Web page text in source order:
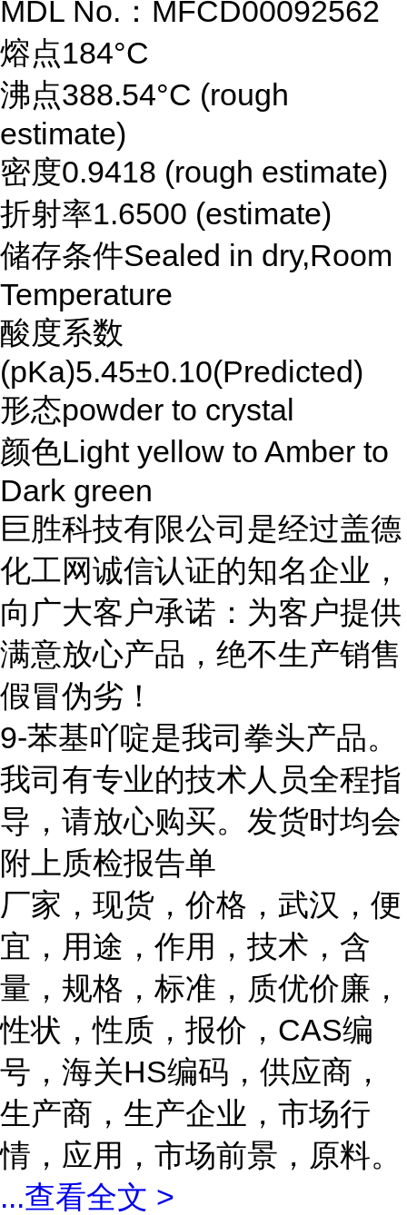
MDL No.：MFCD00092562
熔点184°C
沸点388.54°C (rough
estimate)
密度0.9418 (rough estimate)
折射率1.6500 (estimate)
储存条件Sealed in dry,Room
Temperature
酸度系数
(pKa)5.45±0.10(Predicted)
形态powder to crystal
颜色Light yellow to Amber to
Dark green
巨胜科技有限公司是经过盖德
化工网诚信认证的知名企业，
向广大客户承诺：为客户提供
满意放心产品，绝不生产销售
假冒伪劣！
9-苯基吖啶是我司拳头产品。
我司有专业的技术人员全程指
导，请放心购买。发货时均会
附上质检报告单
厂家，现货，价格，武汉，便
宜，用途，作用，技术，含
量，规格，标准，质优价廉，
性状，性质，报价，CAS编
号，海关HS编码，供应商，
生产商，生产企业，市场行
情，应用，市场前景，原料。
...查看全文 >